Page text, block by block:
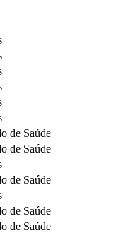
de Saúde
de Saúde
de Saúde
de Saúde
de Saúde